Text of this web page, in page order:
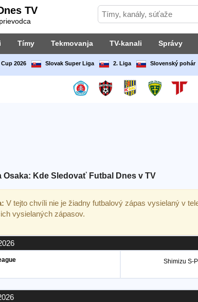
TV
Tímy Tekmovanja TV-kanali Správy
2026 Slovak Super Liga 2. Liga Slovenský pohár
Osaka: Kde Sledovať Futbal Dnes v TV
V tejto chvíli nie je žiadny futbalový zápas vysielaný v
vysielaných zápasov.
Shimizu S-